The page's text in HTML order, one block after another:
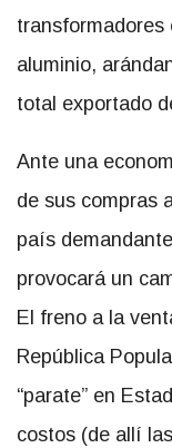
transformadores
aluminio,
total exportado
Ante una
de sus compras
país
provocará un
El freno a la
República
“parate” en
costos (de allí